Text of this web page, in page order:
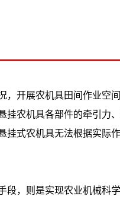
，开展农机具田间作业空
挂农机具各部件的牵引力
挂式农机具无法根据实际
段，则是实现农业机械科